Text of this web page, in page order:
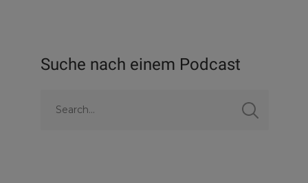
Suche nach einem Podcast